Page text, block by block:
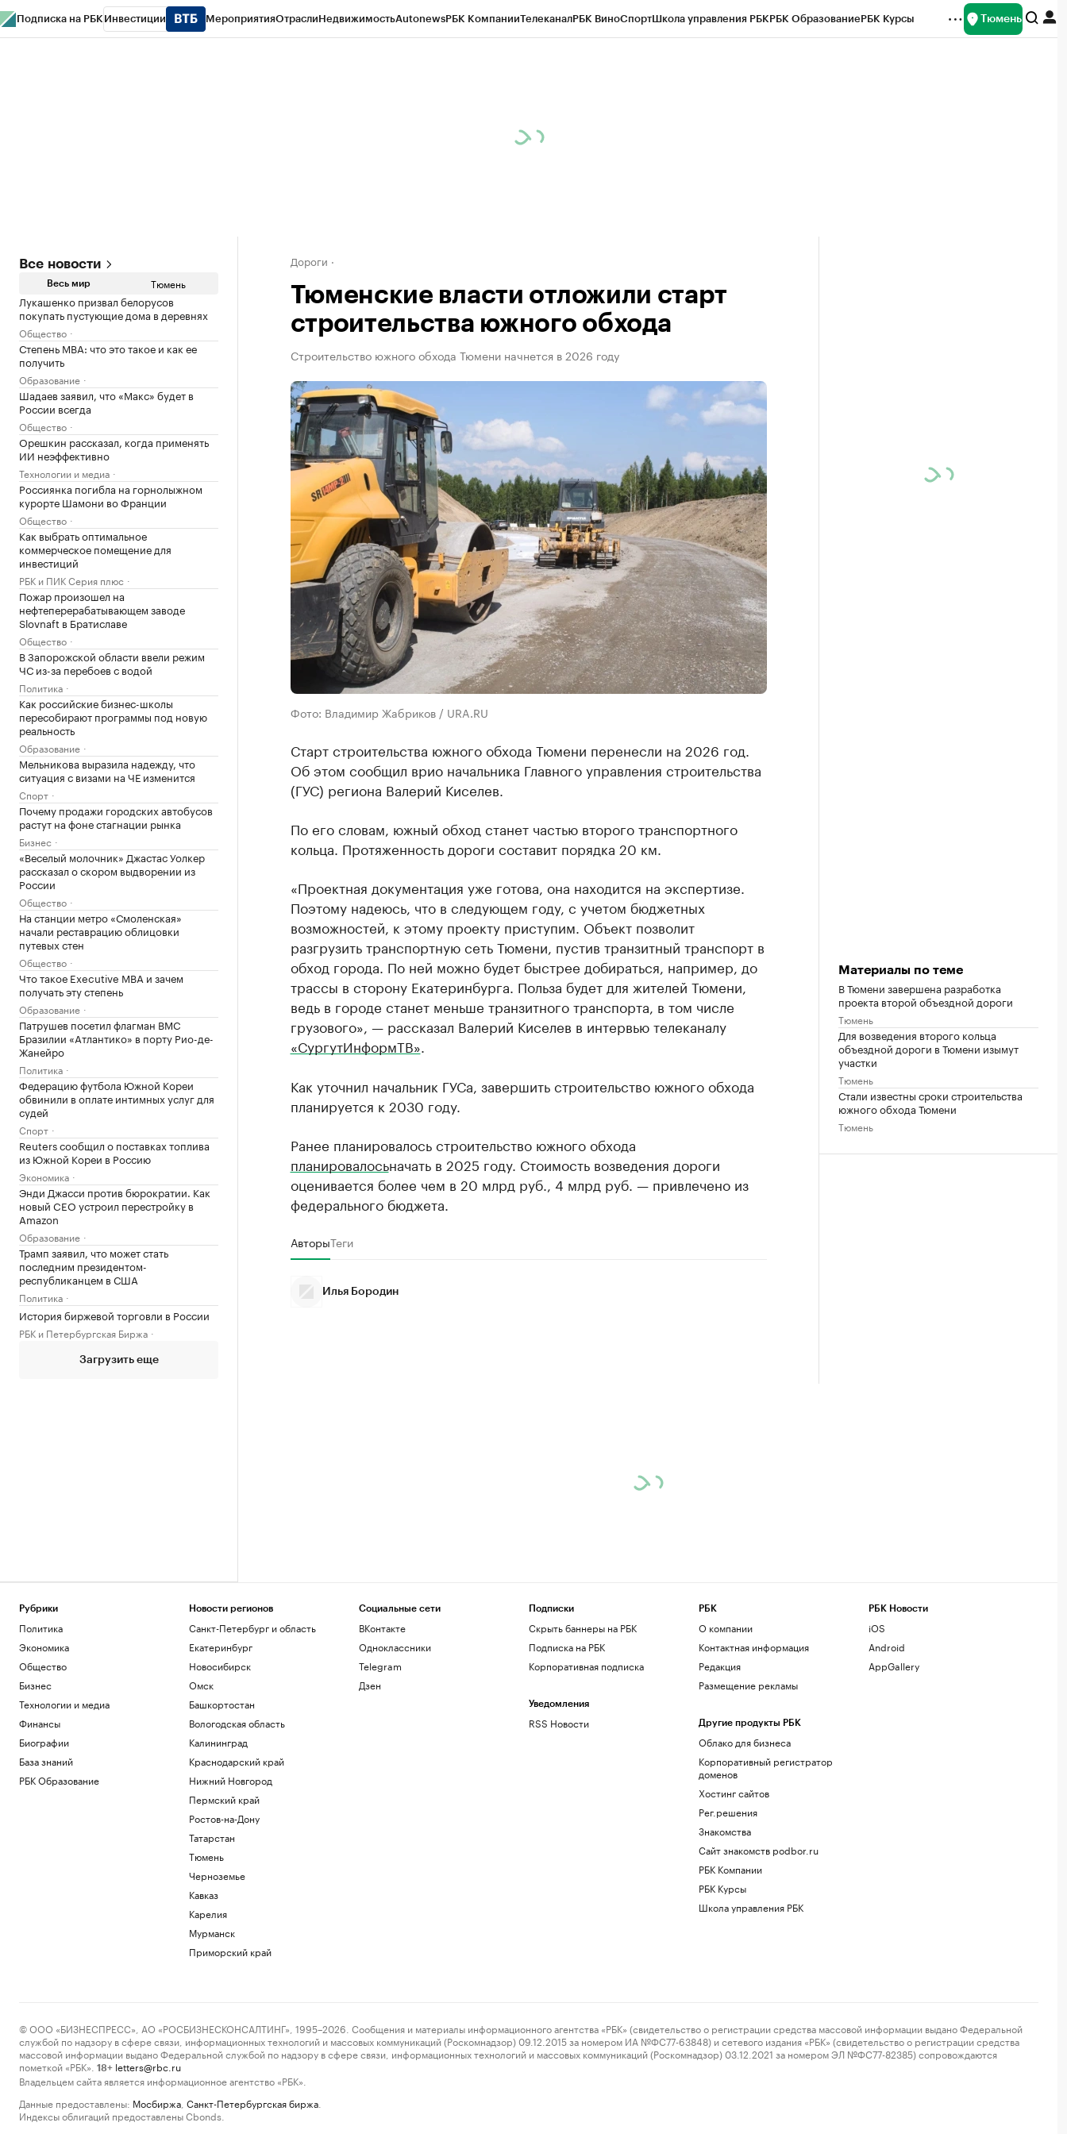
Подписка на РБК Инвестиции МероприятияОтраслиНедвижимостьAutonewsРБК КомпанииТелеканалРБК ВиноСпортШкола управления РБКРБК ОбразованиеРБК Курсы Тюмень
Все новости
Весь мир Тюмень
Лукашенко призвал белорусов
покупать пустующие дома в деревнях
Общество
Степень MBA: что это такое и как ее
получить
Образование
Шадаев заявил, что «Макс» будет в
России всегда
Общество
Орешкин рассказал, когда применять
ИИ неэффективно
Технологии и медиа
Россиянка погибла на горнолыжном
курорте Шамони во Франции
Общество
Как выбрать оптимальное
коммерческое помещение для
инвестиций
РБК и ПИК Серия плюс
Пожар произошел на
нефтеперерабатывающем заводе
Slovnaft в Братиславе
Общество
В Запорожской области ввели режим
ЧС из-за перебоев с водой
Политика
Как российские бизнес-школы
пересобирают программы под новую
реальность
Образование
Мельникова выразила надежду, что
ситуация с визами на ЧЕ изменится
Спорт
Почему продажи городских автобусов
растут на фоне стагнации рынка
Бизнес
«Веселый молочник» Джастас Уолкер
рассказал о скором выдворении из
России
Общество
На станции метро «Смоленская»
начали реставрацию облицовки
путевых стен
Общество
Что такое Executive MBA и зачем
получать эту степень
Образование
Патрушев посетил флагман ВМС
Бразилии «Атлантико» в порту Рио-де-
Жанейро
Политика
Федерацию футбола Южной Кореи
обвинили в оплате интимных услуг для
судей
Спорт
Reuters сообщил о поставках топлива
из Южной Кореи в Россию
Экономика
Энди Джасси против бюрократии. Как
новый CEO устроил перестройку в
Amazon
Образование
Трамп заявил, что может стать
последним президентом-
республиканцем в США
Политика
История биржевой торговли в России
РБК и Петербургская Биржа
Загрузить еще
Дороги
Тюменские власти отложили старт
строительства южного обхода
Строительство южного обхода Тюмени начнется в 2026 году
Фото: Владимир Жабриков / URA.RU
Старт строительства южного обхода Тюмени перенесли на 2026 год.
Об этом сообщил врио начальника Главного управления строительства
(ГУС) региона Валерий Киселев.
По его словам, южный обход станет частью второго транспортного
кольца. Протяженность дороги составит порядка 20 км.
«Проектная документация уже готова, она находится на экспертизе.
Поэтому надеюсь, что в следующем году, с учетом бюджетных
возможностей, к этому проекту приступим. Объект позволит
разгрузить транспортную сеть Тюмени, пустив транзитный транспорт в
обход города. По ней можно будет быстрее добираться, например, до
трассы в сторону Екатеринбурга. Польза будет для жителей Тюмени,
ведь в городе станет меньше транзитного транспорта, в том числе
грузового», — рассказал Валерий Киселев в интервью телеканалу
«СургутИнформТВ»
Как уточнил начальник ГУСа, завершить строительство южного обхода
планируется к 2030 году.
Ранее планировалось строительство южного обхода
планировалосьначать в 2025 году. Стоимость возведения дороги
оценивается более чем в 20 млрд руб., 4 млрд руб. — привлечено из
федерального бюджета.
АвторыТеги
Илья Бородин
Материалы по теме
В Тюмени завершена разработка
проекта второй объездной дороги
Тюмень
Для возведения второго кольца
объездной дороги в Тюмени изымут
участки
Тюмень
Стали известны сроки строительства
южного обхода Тюмени
Тюмень
Рубрики
Политика
Экономика
Общество
Бизнес
Технологии и медиа
Финансы
Биографии
База знаний
РБК Образование
Новости регионов
Санкт-Петербург и область
Екатеринбург
Новосибирск
Омск
Башкортостан
Вологодская область
Калининград
Краснодарский край
Нижний Новгород
Пермский край
Ростов-на-Дону
Татарстан
Тюмень
Черноземье
Кавказ
Карелия
Мурманск
Приморский край
Социальные сети
ВКонтакте
Одноклассники
Telegram
Дзен
Подписки
Скрыть баннеры на РБК
Подписка на РБК
Корпоративная подписка
Уведомления
RSS Новости
РБК
О компании
Контактная информация
Редакция
Размещение рекламы
Другие продукты РБК
Облако для бизнеса
Корпоративный регистратор
доменов
Хостинг сайтов
Рег.решения
Знакомства
Сайт знакомств podbor.ru
РБК Компании
РБК Курсы
Школа управления РБК
РБК Новости
iOS
Android
AppGallery
© ООО «БИЗНЕСПРЕСС», АО «РОСБИЗНЕСКОНСАЛТИНГ», 1995–2026. Сообщения и материалы информационного агентства «РБК» (свидетельство о регистрации средства массовой информации выдано Федеральной
службой по надзору в сфере связи, информационных технологий и массовых коммуникаций (Роскомнадзор) 09.12.2015 за номером ИА №ФС77-63848) и сетевого издания «РБК» (свидетельство о регистрации средства
массовой информации выдано Федеральной службой по надзору в сфере связи, информационных технологий и массовых коммуникаций (Роскомнадзор) 03.12.2021 за номером ЭЛ №ФС77-82385) сопровождаются
пометкой «РБК».
18+ letters@rbc.ru
Владельцем сайта является информационное агентство «РБК».
Данные предоставлены: Мосбиржа Санкт-Петербургская биржа
Индексы облигаций предоставлены Cbonds.